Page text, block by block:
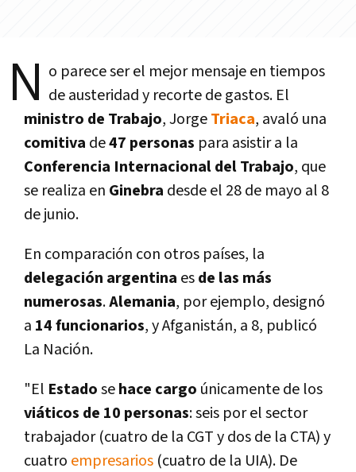
N o parece ser el mejor mensaje en tiempos
de austeridad y recorte de gastos. El
ministro de Trabajo, JorgeTriaca, avaló una
comitiva de47 personas para asistir a la
Conferencia Internacional del Trabajo, que
se realiza en Ginebra desde el 28 de mayo al 8
de junio.
En comparación con otros paí­ses, la
delegación argentina esde las más
numerosas.Alemania, por ejemplo, designó
a 14 funcionarios, y Afganistán, a 8, publicó
La Nación.
"El Estadosehace cargo únicamente de los
viáticos de 10 personas: seis por el sector
trabajador (cuatro de la CGT y dos de la CTA) y
cuatro empresarios (cuatro de la UIA). De